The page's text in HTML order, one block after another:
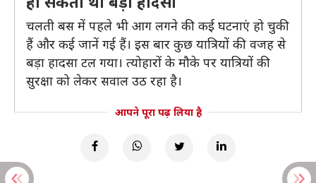
चलती बस में पहले भी आग लगने की कई घटनाएं हो चुकी
हैं और कई जानें गई हैं। इस बार कुछ यात्रियों की वजह से
बड़ा हादसा टल गया। त्योहारों के मौके पर यात्रियों की
सुरक्षा को लेकर सवाल उठ रहा है।
आपने पूरा पढ़ लिया है